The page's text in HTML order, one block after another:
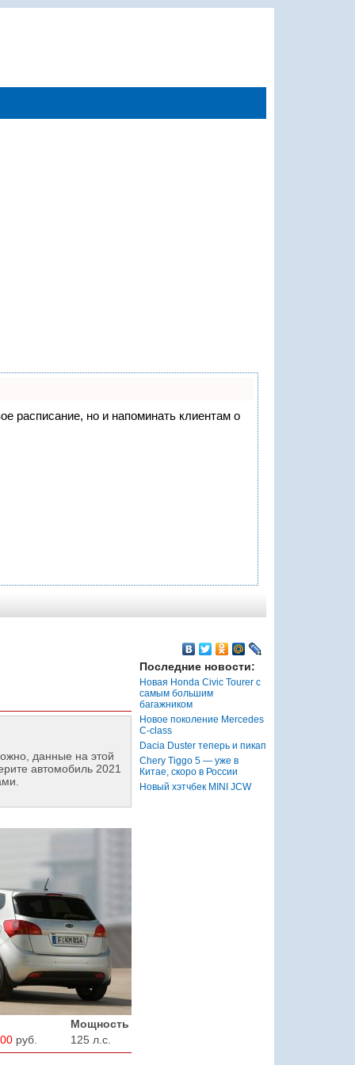
расписание, но и напоминать клиентам о
данные на этой
автомобиль 2021
Мощность
руб. 125 л.с.
Последние новости:
Новая Honda Civic Tourer с
самым большим
багажником
Новое поколение Mercedes
C-class
Dacia Duster теперь и пикап
Chery Tiggo 5 — уже в
Китае, скоро в России
Новый хэтчбек MINI JCW